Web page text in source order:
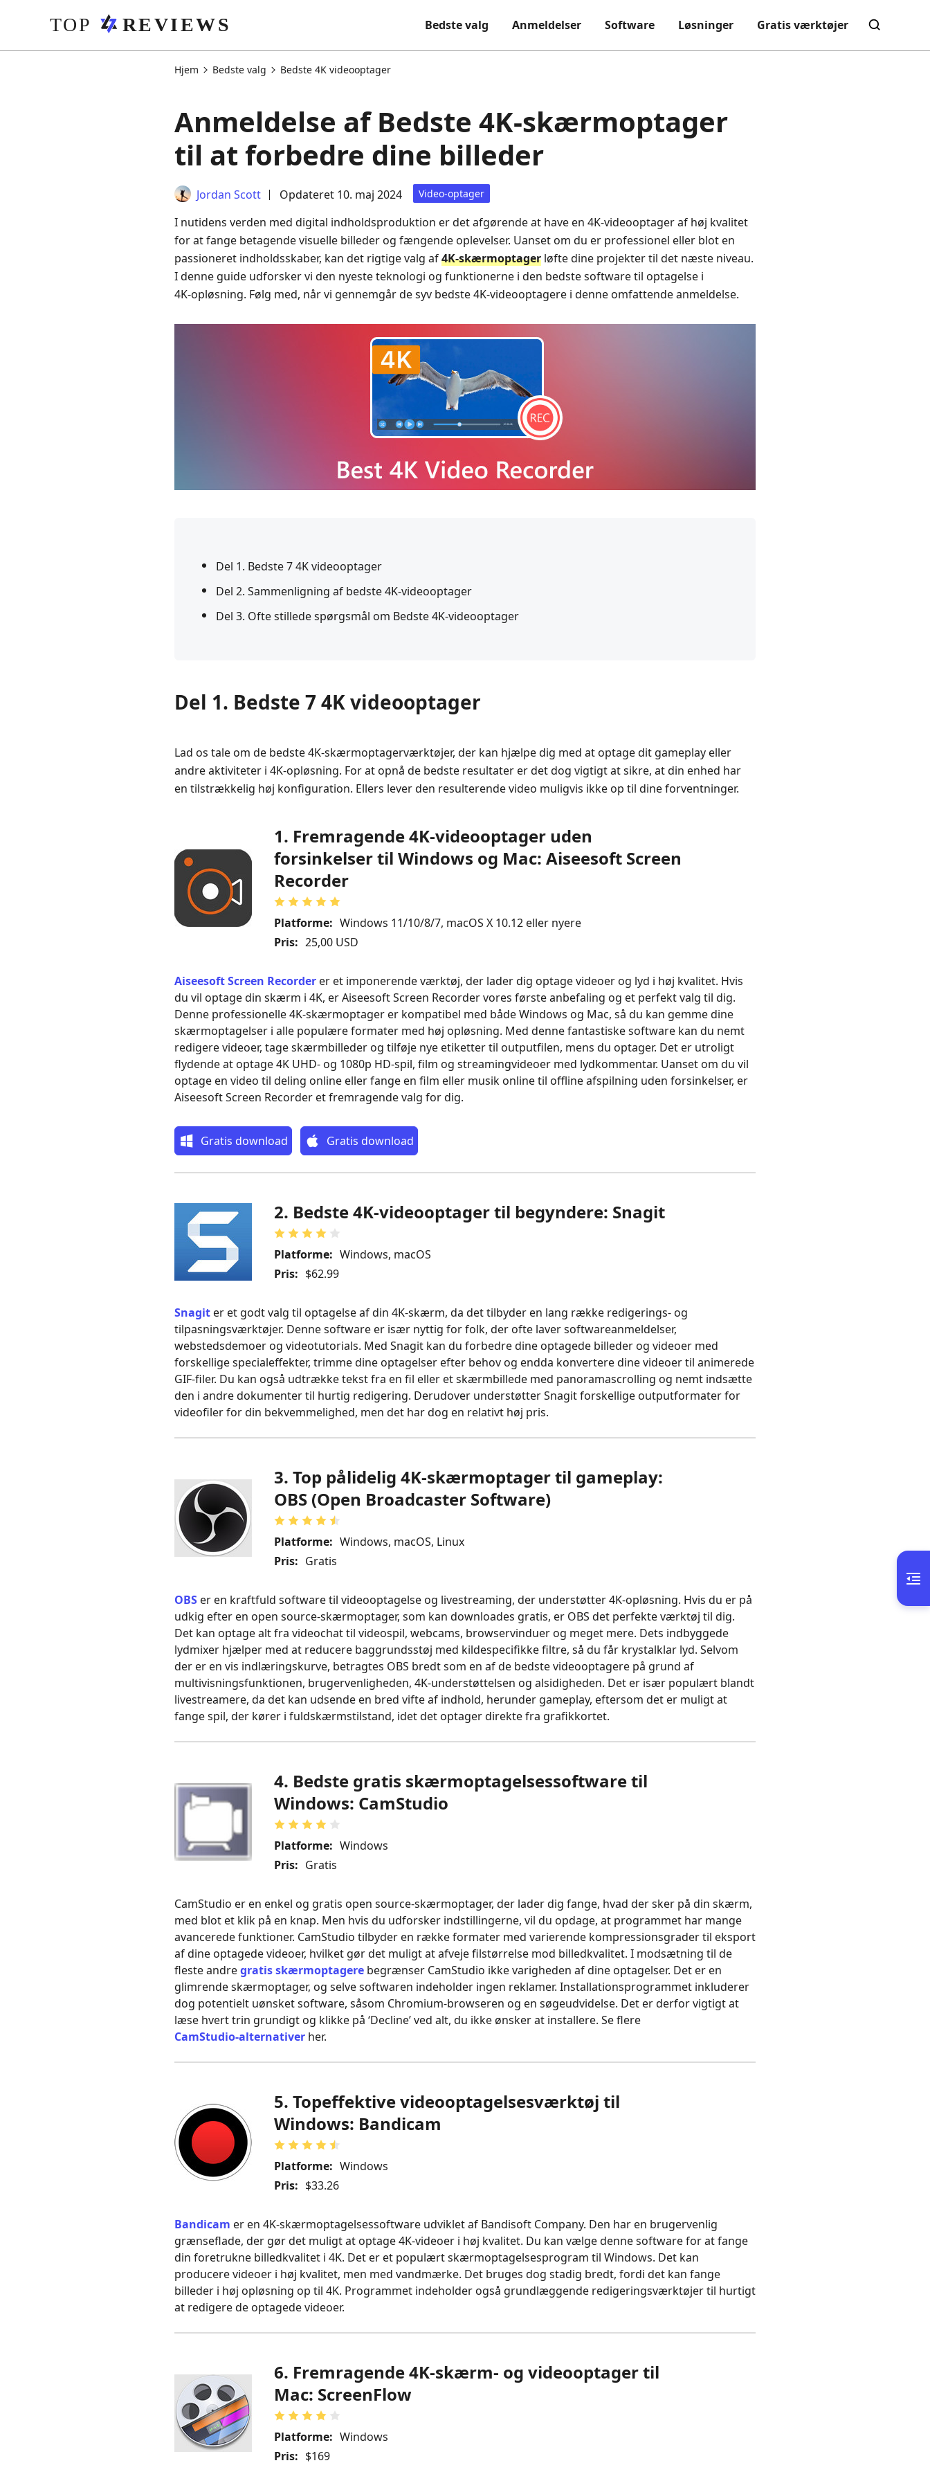
Bedste valg Anmeldelser Software Løsninger Gratis værktøjer
Hjem Bedste valg Bedste 4K videooptager
Anmeldelse af Bedste 4K-skærmoptager
til at forbedre dine billeder
Jordan Scott Opdateret 10. maj 2024 Video-optager
I nutidens verden med digital indholdsproduktion er det afgørende at have en 4K‑videooptager af høj kvalitet
for at fange betagende visuelle billeder og fængende oplevelser. Uanset om du er professionel eller blot en
passioneret indholdsskaber, kan det rigtige valg af4K‑skærmoptager løfte dine projekter til det næste niveau.
I denne guide udforsker vi den nyeste teknologi og funktionerne i den bedste software til optagelse i
4K‑opløsning. Følg med, når vi gennemgår de syv bedste 4K‑videooptagere i denne omfattende anmeldelse.
Del 1. Bedste 7 4K videooptager
Del 2. Sammenligning af bedste 4K-videooptager
Del 3. Ofte stillede spørgsmål om Bedste 4K-videooptager
Del 1. Bedste 7 4K videooptager
Lad os tale om de bedste 4K-skærmoptagerværktøjer, der kan hjælpe dig med at optage dit gameplay eller
andre aktiviteter i 4K-opløsning. For at opnå de bedste resultater er det dog vigtigt at sikre, at din enhed har
en tilstrækkelig høj konfiguration. Ellers lever den resulterende video muligvis ikke op til dine forventninger.
1. Fremragende 4K-videooptager uden
forsinkelser til Windows og Mac: Aiseesoft Screen
Recorder
Platforme: Windows 11/10/8/7, macOS X 10.12 eller nyere
Pris: 25,00 USD
Aiseesoft Screen Recorder er et imponerende værktøj, der lader dig optage videoer og lyd i høj kvalitet. Hvis
du vil optage din skærm i 4K, er Aiseesoft Screen Recorder vores første anbefaling og et perfekt valg til dig.
Denne professionelle 4K‑skærmoptager er kompatibel med både Windows og Mac, så du kan gemme dine
skærmoptagelser i alle populære formater med høj opløsning. Med denne fantastiske software kan du nemt
redigere videoer, tage skærmbilleder og tilføje nye etiketter til outputfilen, mens du optager. Det er utroligt
flydende at optage 4K UHD‑ og 1080p HD‑spil, film og streamingvideoer med lydkommentar. Uanset om du vil
optage en video til deling online eller fange en film eller musik online til offline afspilning uden forsinkelser, er
Aiseesoft Screen Recorder et fremragende valg for dig.
Gratis download Gratis download
2. Bedste 4K-videooptager til begyndere: Snagit
Platforme: Windows, macOS
Pris: $62.99
Snagit er et godt valg til optagelse af din 4K‑skærm, da det tilbyder en lang række redigerings- og
tilpasningsværktøjer. Denne software er især nyttig for folk, der ofte laver softwareanmeldelser,
webstedsdemoer og videotutorials. Med Snagit kan du forbedre dine optagede billeder og videoer med
forskellige specialeffekter, trimme dine optagelser efter behov og endda konvertere dine videoer til animerede
GIF‑filer. Du kan også udtrække tekst fra en fil eller et skærmbillede med panoramascrolling og nemt indsætte
den i andre dokumenter til hurtig redigering. Derudover understøtter Snagit forskellige outputformater for
videofiler for din bekvemmelighed, men det har dog en relativt høj pris.
3. Top pålidelig 4K-skærmoptager til gameplay:
OBS (Open Broadcaster Software)
Platforme: Windows, macOS, Linux
Pris: Gratis
OBS er en kraftfuld software til videooptagelse og livestreaming, der understøtter 4K‑opløsning. Hvis du er på
udkig efter en open source‑skærmoptager, som kan downloades gratis, er OBS det perfekte værktøj til dig.
Det kan optage alt fra videochat til videospil, webcams, browservinduer og meget mere. Dets indbyggede
lydmixer hjælper med at reducere baggrundsstøj med kildespecifikke filtre, så du får krystalklar lyd. Selvom
der er en vis indlæringskurve, betragtes OBS bredt som en af de bedste videooptagere på grund af
multivisningsfunktionen, brugervenligheden, 4K‑understøttelsen og alsidigheden. Det er især populært blandt
livestreamere, da det kan udsende en bred vifte af indhold, herunder gameplay, eftersom det er muligt at
fange spil, der kører i fuldskærmstilstand, idet det optager direkte fra grafikkortet.
4. Bedste gratis skærmoptagelsessoftware til
Windows: CamStudio
Platforme: Windows
Pris: Gratis
CamStudio er en enkel og gratis open source‑skærmoptager, der lader dig fange, hvad der sker på din skærm,
med blot et klik på en knap. Men hvis du udforsker indstillingerne, vil du opdage, at programmet har mange
avancerede funktioner. CamStudio tilbyder en række formater med varierende kompressionsgrader til eksport
af dine optagede videoer, hvilket gør det muligt at afveje filstørrelse mod billedkvalitet. I modsætning til de
fleste andregratis skærmoptagere begrænser CamStudio ikke varigheden af dine optagelser. Det er en
glimrende skærmoptager, og selve softwaren indeholder ingen reklamer. Installationsprogrammet inkluderer
dog potentielt uønsket software, såsom Chromium‑browseren og en søgeudvidelse. Det er derfor vigtigt at
læse hvert trin grundigt og klikke på ‘Decline’ ved alt, du ikke ønsker at installere. Se flere
CamStudio‑alternativer her.
5. Topeffektive videooptagelsesværktøj til
Windows: Bandicam
Platforme: Windows
Pris: $33.26
Bandicam er en 4K‑skærmoptagelsessoftware udviklet af Bandisoft Company. Den har en brugervenlig
grænseflade, der gør det muligt at optage 4K‑videoer i høj kvalitet. Du kan vælge denne software for at fange
din foretrukne billedkvalitet i 4K. Det er et populært skærmoptagelsesprogram til Windows. Det kan
producere videoer i høj kvalitet, men med vandmærke. Det bruges dog stadig bredt, fordi det kan fange
billeder i høj opløsning op til 4K. Programmet indeholder også grundlæggende redigeringsværktøjer til hurtigt
at redigere de optagede videoer.
6. Fremragende 4K-skærm- og videooptager til
Mac: ScreenFlow
Platforme: Windows
Pris: $169